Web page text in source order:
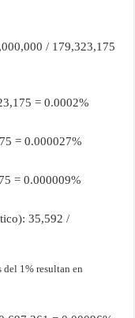
/ 179,323,175
= 0.0002%
= 0.000027%
= 0.000009%
35,592 /
del 1% resultan en